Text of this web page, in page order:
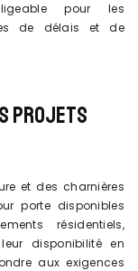
pour les
de délais et de
PROJETS
et des charnières
porte disponibles
résidentiels,
disponibilité en
aux exigences